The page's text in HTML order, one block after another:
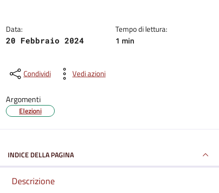
Data:
20 Febbraio 2024
Tempo di lettura:
1 min
Condividi Vedi azioni
Argomenti
Elezioni
INDICE DELLA PAGINA
Descrizione